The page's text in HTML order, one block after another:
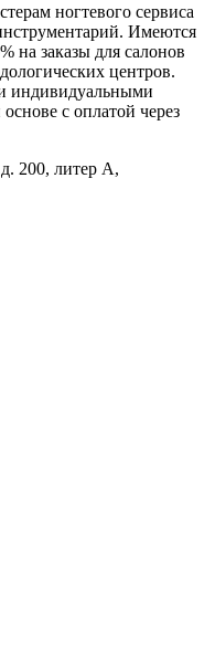
ногтевого сервиса
Имеются
на заказы для салонов
центров.
индивидуальными
с оплатой через
200, литер А,